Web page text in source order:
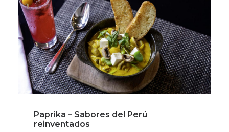
Paprika – Sabores del Perú
reinventados